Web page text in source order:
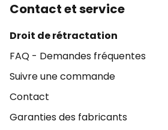
Contact et service
Droit de rétractation
FAQ - Demandes fréquentes
Suivre une commande
Contact
Garanties des fabricants